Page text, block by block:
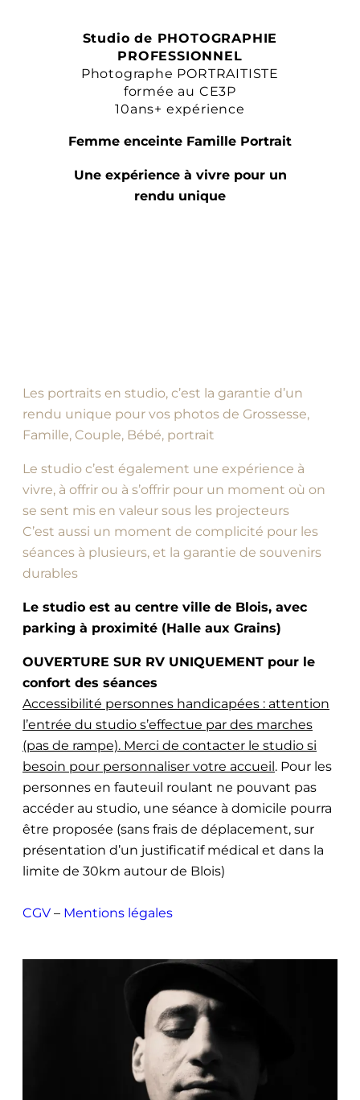
Studio de PHOTOGRAPHIE
PROFESSIONNEL
Photographe PORTRAITISTE
formée au CE3P
10ans+ expérience
Femme enceinte Famille Portrait
Une expérience à vivre pour un
rendu unique
Les portraits en studio, c’est la garantie d’un
rendu unique pour vos photos de Grossesse,
Famille, Couple, Bébé, portrait
Le studio c’est également une expérience à
vivre, à offrir ou à s’offrir pour un moment où on
se sent mis en valeur sous les projecteurs
C’est aussi un moment de complicité pour les
séances à plusieurs, et la garantie de souvenirs
durables
Le studio est au centre ville de Blois, avec
parking à proximité (Halle aux Grains)
OUVERTURE SUR RV UNIQUEMENT pour le
confort des séances
Accessibilité personnes handicapées : attention
l’entrée du studio s’effectue par des marches
(pas de rampe). Merci de contacter le studio si
besoin pour personnaliser votre accueil. Pour les
personnes en fauteuil roulant ne pouvant pas
accéder au studio, une séance à domicile pourra
être proposée (sans frais de déplacement, sur
présentation d’un justificatif médical et dans la
limite de 30km autour de Blois)
CGV – Mentions légales